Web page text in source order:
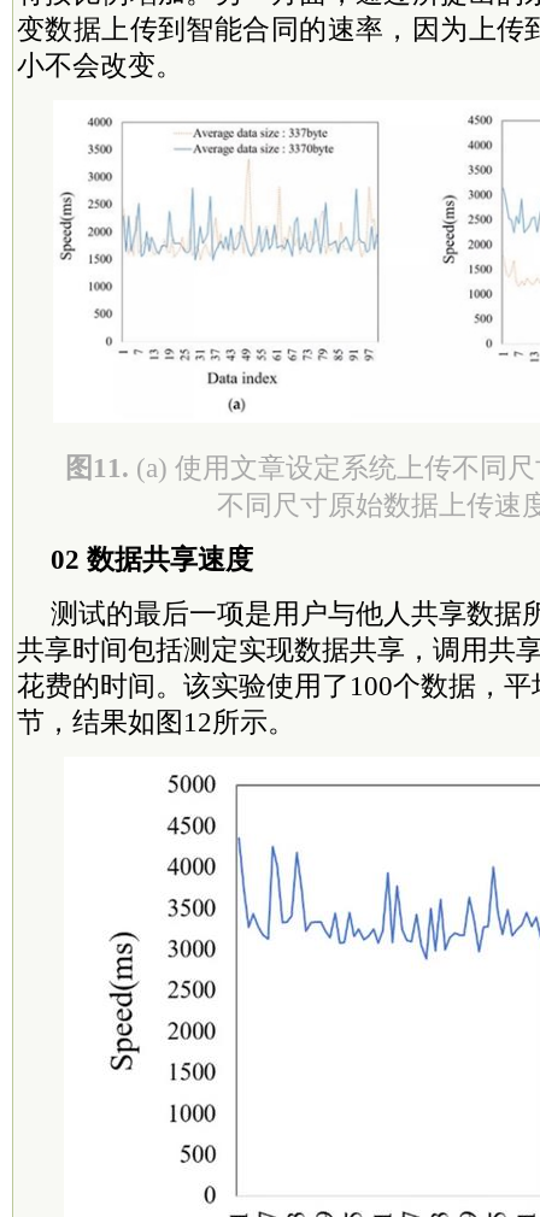
变数据上传到智能合同的速率，因为上传
小不会改变。
图11. (a) 使用文章设定系统上传不同
不同尺寸原始数据上传速
02 数据共享速度
测试的最后一项是用户与他人共享数据
共享时间包括测定实现数据共享，调用共
花费的时间。该实验使用了100个数据，
节，结果如图12所示。